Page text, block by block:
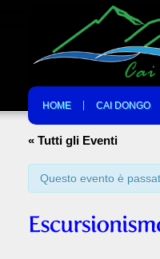
HOME CAI DONGO
« Tutti gli Eventi
Questo evento è